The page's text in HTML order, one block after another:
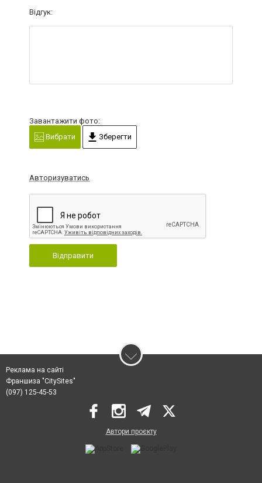
Відгук:
Завантажити фото:
Вибрати
Зберегти
Авторизуватись
Відправити
Реклама на сайті
Франшиза "CitySites"
(097) 125-45-53
Автори проєкту